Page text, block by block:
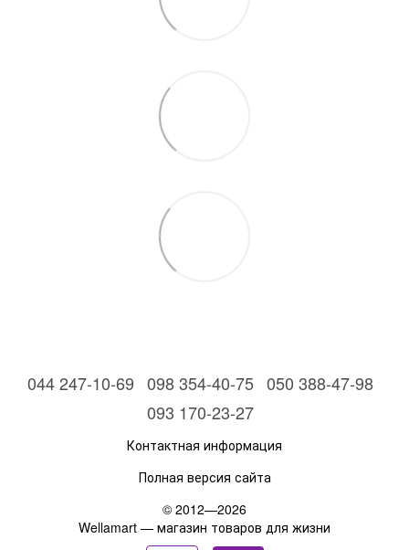
044 247-10-69 098 354-40-75 050 388-47-98
093 170-23-27
Контактная информация
Полная версия сайта
© 2012—2026
Wellamart — магазин товаров для жизни